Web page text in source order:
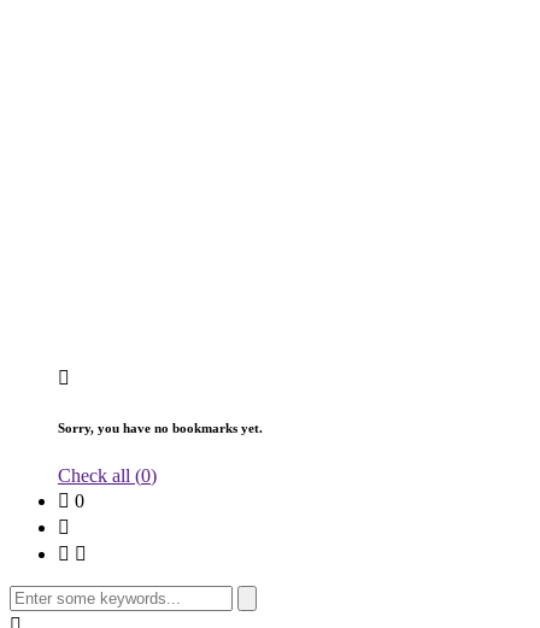
Sorry, you have no bookmarks yet.
Check all (0)
0
Search
for: